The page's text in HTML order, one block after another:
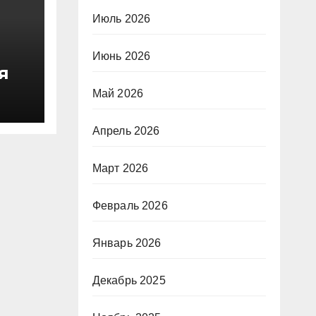
Июль 2026
Июнь 2026
Май 2026
Апрель 2026
Март 2026
Февраль 2026
Январь 2026
Декабрь 2025